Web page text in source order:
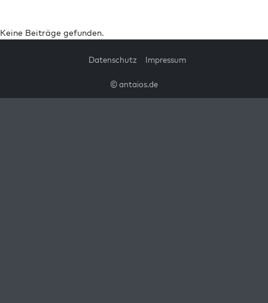
Keine Beiträge gefunden.
Datenschutz Impressum
© antaios.de